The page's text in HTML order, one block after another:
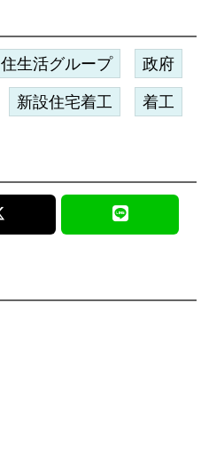
住生活グループ 政府
新設住宅着工 着工